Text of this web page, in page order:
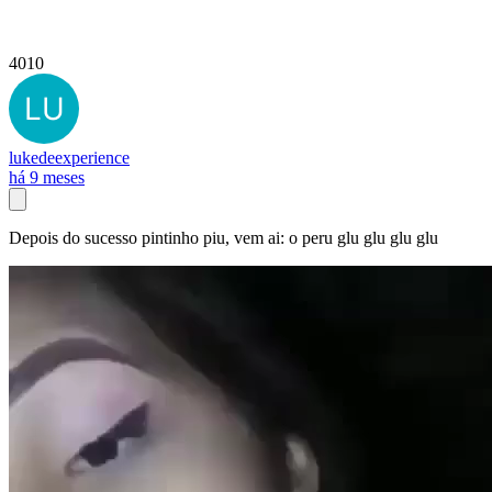
4010
lukedeexperience
há 9 meses
Depois do sucesso pintinho piu, vem ai: o peru glu glu glu glu